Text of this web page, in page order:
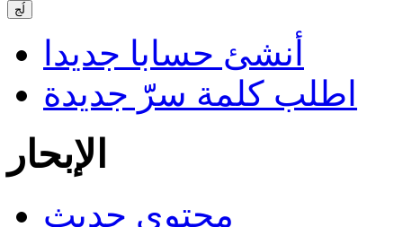
أنشئ حسابا جديدا
اطلب كلمة سرّّ جديدة
الإبحار
محتوى حديث